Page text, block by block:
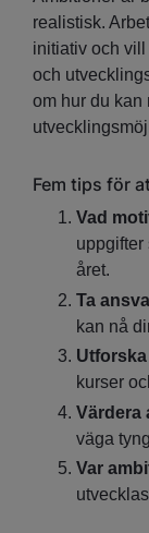
realistisk.
initiativ och
och
om hur du kan
Fem tips för
Vad
uppgifter
året.
Ta
kan nå
kurser
Värdera
väga
Var